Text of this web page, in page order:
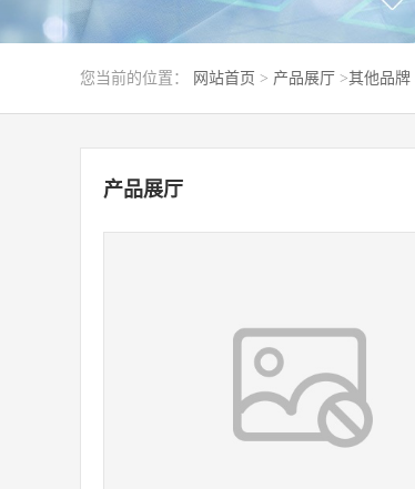
您当前的位置： 网站首页 > 产品展厅 >其他品牌
产品展厅